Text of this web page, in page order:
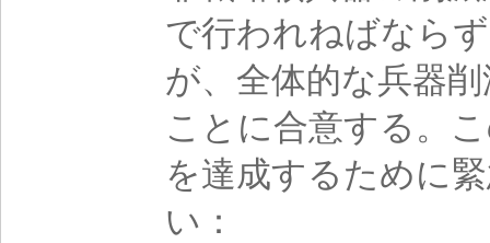
で行われねばなら
が、全体的な兵器
ことに合意する。
を達成するために
い：